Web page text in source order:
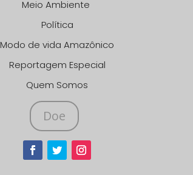
Meio Ambiente
Política
Modo de vida Amazônico
Reportagem Especial
Quem Somos
Doe